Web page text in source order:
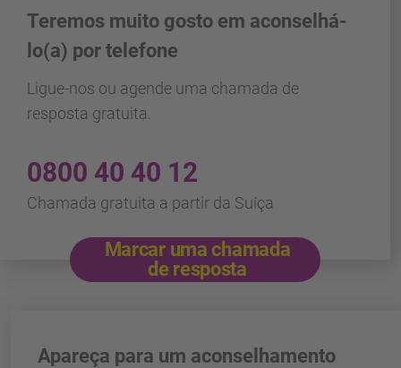
Teremos muito gosto em aconselhá-
lo(a) por telefone
Ligue-nos ou agende uma chamada de
resposta gratuita.
0800 40 40 12
Chamada gratuita a partir da Suíça
Marcar uma chamada
de resposta
Apareça para um aconselhamento